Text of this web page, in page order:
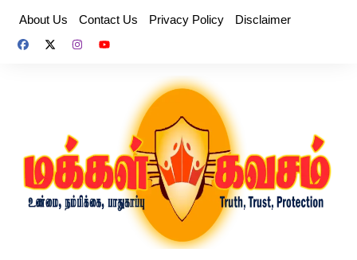
content
About Us Contact Us Privacy Policy Disclaimer